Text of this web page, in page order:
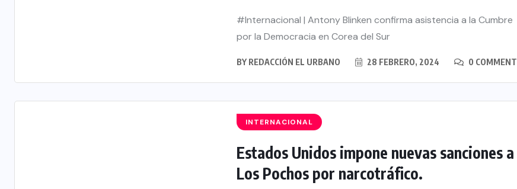
#Internacional | Antony Blinken confirma asistencia a la Cumbre
por la Democracia en Corea del Sur
BY REDACCIÓN EL URBANO 28 FEBRERO, 2024 0 COMMENT
INTERNACIONAL
Estados Unidos impone nuevas sanciones a
Los Pochos por narcotráfico.